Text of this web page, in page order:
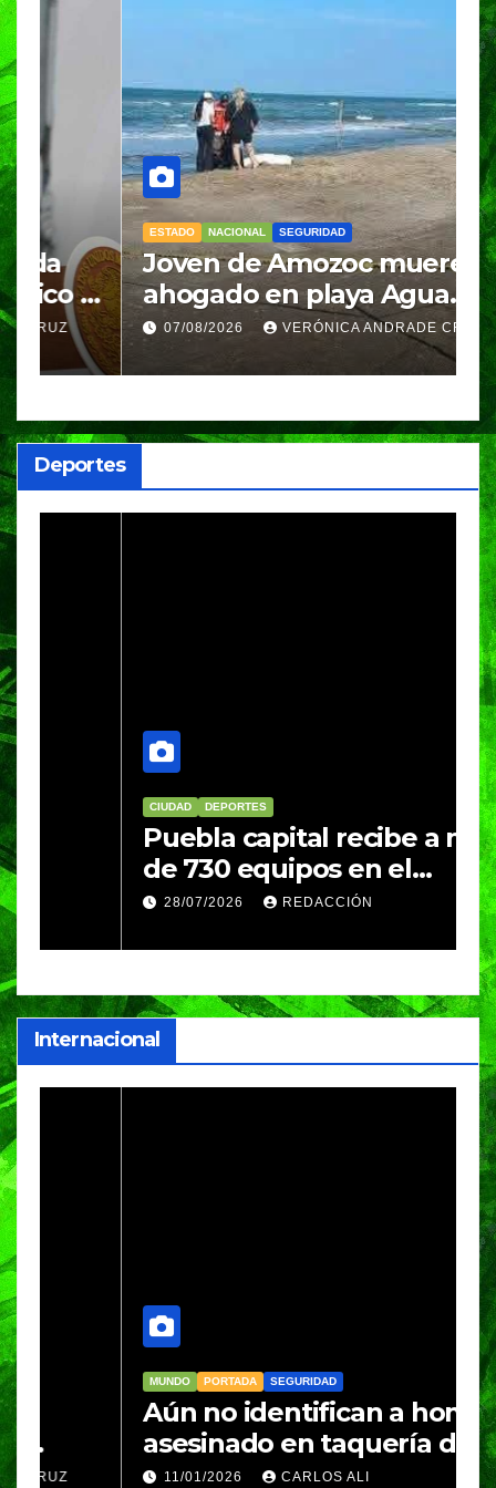
NACIONAL SEGURIDAD
Joven de Amozoc muere
ahogado en playa Agua
Azul, en Cazones, Veracruz
07/08/2026 VERÓNICA ANDRADE CRUZ
Deportes
DEPORTES
Puebla capital recibe a más
de 730 equipos en el
Festival Máster de Voleibol
28/07/2026 REDACCIÓN
Internacional
PORTADA SEGURIDAD
Aún no identifican a hombre
asesinado en taquería de
Amozoc
11/01/2026 CARLOS ALI